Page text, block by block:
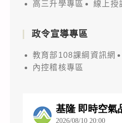
高三升學專區 線上授
政令宣導專區
教育部108課綱資訊網
內控稽核專區